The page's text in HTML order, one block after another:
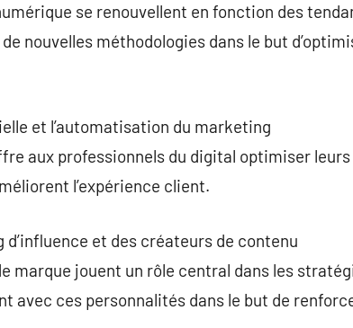
se renouvellent en fonction des
nouvelles méthodologies dans le but
et l’automatisation du marketing
aux professionnels du digital optimiser
l’expérience client.
d’influence et des créateurs de contenu
marque jouent un rôle central dans les
avec ces personnalités dans le but de